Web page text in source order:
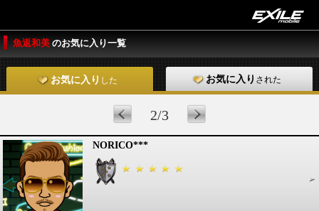
魚返和美 のお気に入り一覧
お気に入り した お気に入り された
2/3
NORICO***